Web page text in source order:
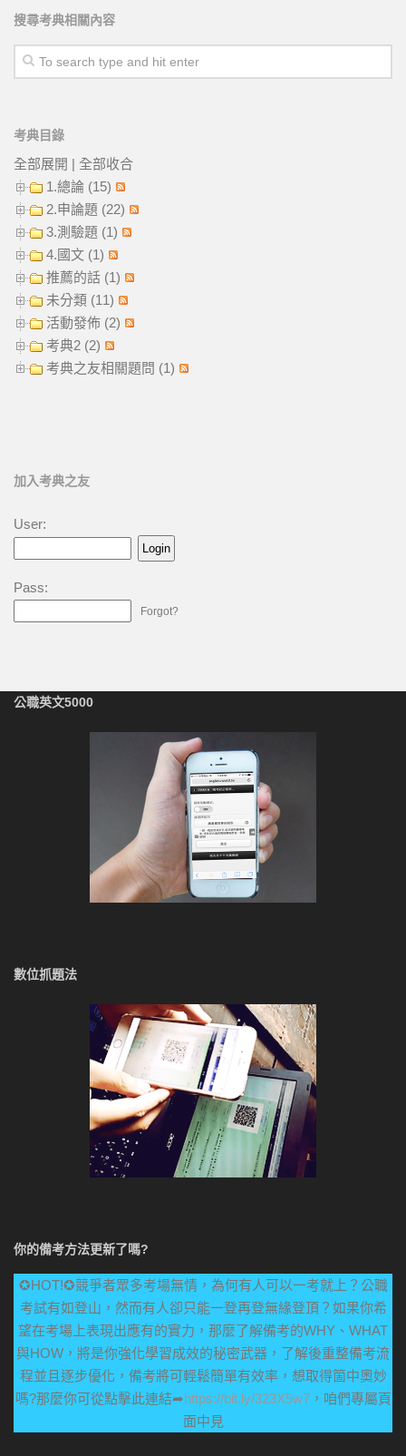
搜尋考典相關內容
考典目錄
全部展開 | 全部收合
1.總論 (15)
2.申論題 (22)
3.測驗題 (1)
4.國文 (1)
推薦的話 (1)
未分類 (11)
活動發佈 (2)
考典2 (2)
考典之友相關題問 (1)
加入考典之友
User:
Pass:
Forgot?
公職英文5000
數位抓題法
你的備考方法更新了嗎?
✪HOT!✪競爭者眾多考場無情，為何有人可以一考就上？公職
考試有如登山，然而有人卻只能一登再登無緣登頂？如果你希
望在考場上表現出應有的實力，那麼了解備考的WHY、WHAT
與HOW，將是你強化學習成效的秘密武器，了解後重整備考流
程並且逐步優化，備考將可輕鬆簡單有效率，想取得箇中奧妙
嗎?那麼你可從點擊此連結➦https://bit.ly/323X5w7，咱們專屬頁
面中見